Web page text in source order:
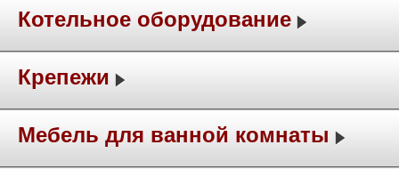
Котельное оборудование
Крепежи
Мебель для ванной комнаты